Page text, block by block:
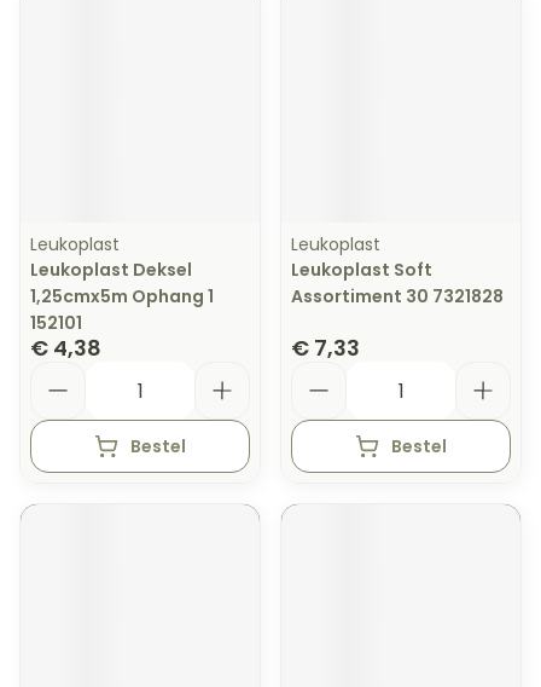
Leukoplast
Leukoplast Deksel
1,25cmx5m Ophang 1
152101
€ 4,38
Bestel
Leukoplast
Leukoplast Soft
Assortiment 30 7321828
€ 7,33
Bestel